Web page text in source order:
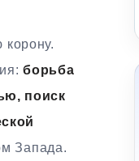
корону.
борьба
поиск
Запада.